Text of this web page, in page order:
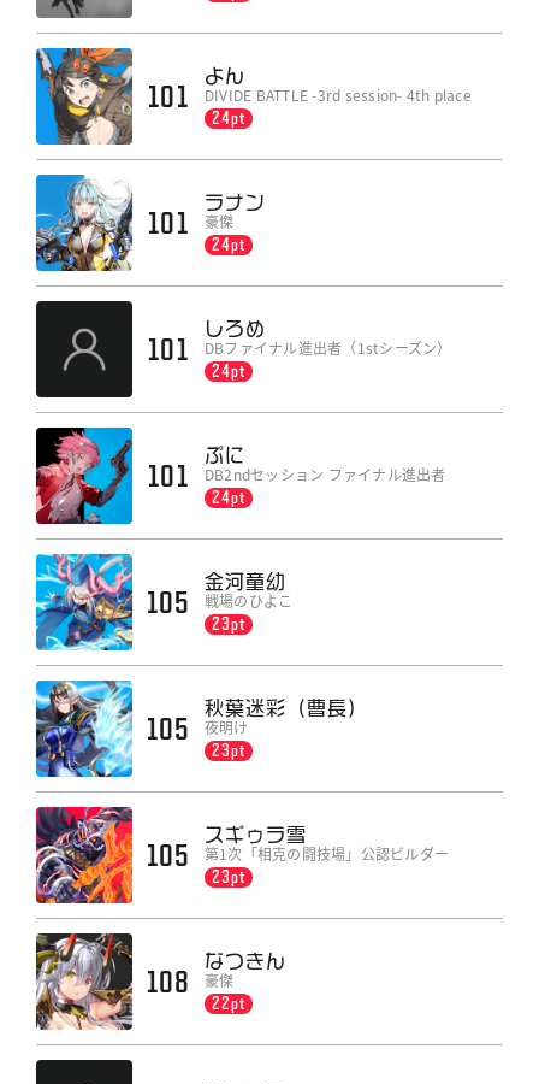
101
よん
DIVIDE BATTLE -3rd session- 4th place
24pt
101
ラナン
豪傑
24pt
101
しろめ
DBファイナル進出者（1stシーズン）
24pt
101
ぷに
DB2ndセッション ファイナル進出者
24pt
105
金河童幼
戦場のひよこ
23pt
105
秋葉迷彩（曹長）
夜明け
23pt
105
スギゥラ雪
第1次「相克の闘技場」公認ビルダー
23pt
108
なつきん
豪傑
22pt